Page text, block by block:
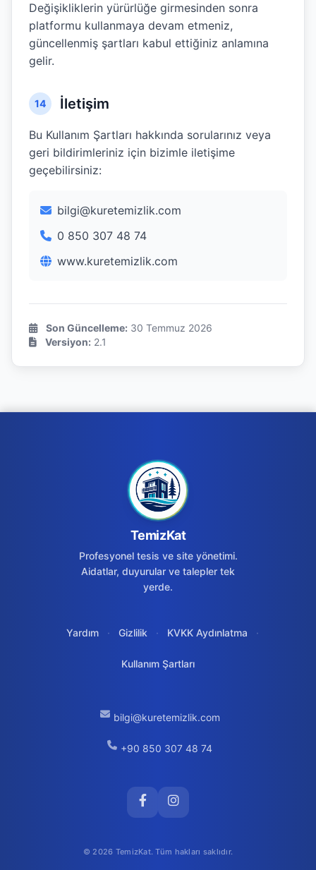
Değişikliklerin yürürlüğe girmesinden sonra
platformu kullanmaya devam etmeniz,
güncellenmiş şartları kabul ettiğiniz anlamına
gelir.
14 İletişim
Bu Kullanım Şartları hakkında sorularınız veya
geri bildirimleriniz için bizimle iletişime
geçebilirsiniz:
bilgi@kuretemizlik.com
0 850 307 48 74
www.kuretemizlik.com
Son Güncelleme: 30 Temmuz 2026
Versiyon: 2.1
TemizKat
Profesyonel tesis ve site yönetimi.
Aidatlar, duyurular ve talepler tek
yerde.
Yardım · Gizlilik · KVKK Aydınlatma ·
Kullanım Şartları
bilgi@kuretemizlik.com
+90 850 307 48 74
© 2026 TemizKat. Tüm hakları saklıdır.